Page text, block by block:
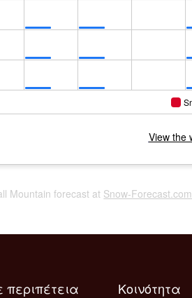
Mountain forecast at Snow-Forecast.com
Κοινότητα